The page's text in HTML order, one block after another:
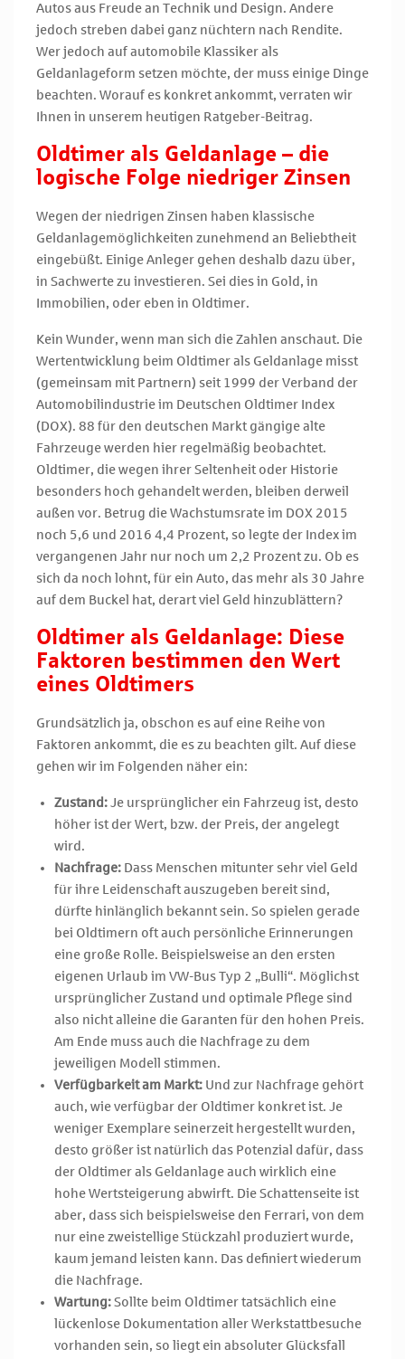
Autos aus Freude an Technik und Design. Andere
jedoch streben dabei ganz nüchtern nach Rendite.
Wer jedoch auf automobile Klassiker als
Geldanlageform setzen möchte, der muss einige Dinge
beachten. Worauf es konkret ankommt, verraten wir
Ihnen in unserem heutigen Ratgeber-Beitrag.
Oldtimer als Geldanlage – die
logische Folge niedriger Zinsen
Wegen der niedrigen Zinsen haben klassische
Geldanlagemöglichkeiten zunehmend an Beliebtheit
eingebüßt. Einige Anleger gehen deshalb dazu über,
in Sachwerte zu investieren. Sei dies in Gold, in
Immobilien, oder eben in Oldtimer.
Kein Wunder, wenn man sich die Zahlen anschaut. Die
Wertentwicklung beim Oldtimer als Geldanlage misst
(gemeinsam mit Partnern) seit 1999 der Verband der
Automobilindustrie im Deutschen Oldtimer Index
(DOX). 88 für den deutschen Markt gängige alte
Fahrzeuge werden hier regelmäßig beobachtet.
Oldtimer, die wegen ihrer Seltenheit oder Historie
besonders hoch gehandelt werden, bleiben derweil
außen vor. Betrug die Wachstumsrate im DOX 2015
noch 5,6 und 2016 4,4 Prozent, so legte der Index im
vergangenen Jahr nur noch um 2,2 Prozent zu. Ob es
sich da noch lohnt, für ein Auto, das mehr als 30 Jahre
auf dem Buckel hat, derart viel Geld hinzublättern?
Oldtimer als Geldanlage: Diese
Faktoren bestimmen den Wert
eines Oldtimers
Grundsätzlich ja, obschon es auf eine Reihe von
Faktoren ankommt, die es zu beachten gilt. Auf diese
gehen wir im Folgenden näher ein:
Zustand:Je ursprünglicher ein Fahrzeug ist, desto
höher ist der Wert, bzw. der Preis, der angelegt
wird.
Nachfrage: Dass Menschen mitunter sehr viel Geld
für ihre Leidenschaft auszugeben bereit sind,
dürfte hinlänglich bekannt sein. So spielen gerade
bei Oldtimern oft auch persönliche Erinnerungen
eine große Rolle. Beispielsweise an den ersten
eigenen Urlaub im VW-Bus Typ 2 „Bulli“. Möglichst
ursprünglicher Zustand und optimale Pflege sind
also nicht alleine die Garanten für den hohen Preis.
Am Ende muss auch die Nachfrage zu dem
jeweiligen Modell stimmen.
Verfügbarkeit am Markt: Und zur Nachfrage gehört
auch, wie verfügbar der Oldtimer konkret ist. Je
weniger Exemplare seinerzeit hergestellt wurden,
desto größer ist natürlich das Potenzial dafür, dass
der Oldtimer als Geldanlage auch wirklich eine
hohe Wertsteigerung abwirft. Die Schattenseite ist
aber, dass sich beispielsweise den Ferrari, von dem
nur eine zweistellige Stückzahl produziert wurde,
kaum jemand leisten kann. Das definiert wiederum
die Nachfrage.
Wartung:Sollte beim Oldtimer tatsächlich eine
lückenlose Dokumentation aller Werkstattbesuche
vorhanden sein, so liegt ein absoluter Glücksfall